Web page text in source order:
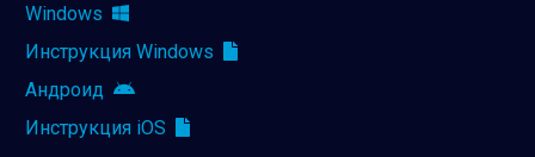
Windows
Инструкция Windows
Андроид
Инструкция iOS